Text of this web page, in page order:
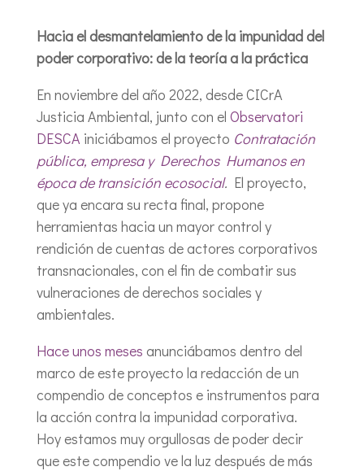
Hacia el desmantelamiento de la impunidad del
poder corporativo: de la teoría a la práctica
En noviembre del año 2022, desde CICrA
Justicia Ambiental, junto con el Observatori
DESCAiniciábamos el proyecto Contratación
pública, empresa y Derechos Humanos en
época de transición ecosocial. El proyecto,
que ya encara su recta final, propone
herramientas hacia un mayor control y
rendición de cuentas de actores corporativos
transnacionales, con el fin de combatir sus
vulneraciones de derechos sociales y
ambientales.
Hace unos meses anunciábamos dentro del
marco de este proyecto la redacción de un
compendio de conceptos e instrumentos para
la acción contra la impunidad corporativa.
Hoy estamos muy orgullosas de poder decir
que este compendio ve la luz después de más